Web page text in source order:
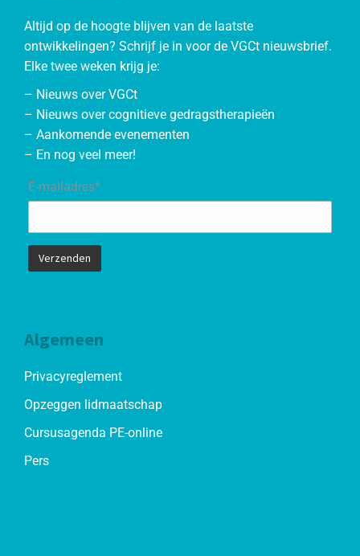
Altijd op de hoogte blijven van de laatste
ontwikkelingen? Schrijf je in voor de VGCt nieuwsbrief.
Elke twee weken krijg je:
– Nieuws over VGCt
– Nieuws over cognitieve gedragstherapieën
– Aankomende evenementen
– En nog veel meer!
E-mailadres*
Algemeen
Privacyreglement
Opzeggen lidmaatschap
Cursusagenda PE-online
Pers